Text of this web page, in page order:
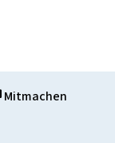
Mitmachen